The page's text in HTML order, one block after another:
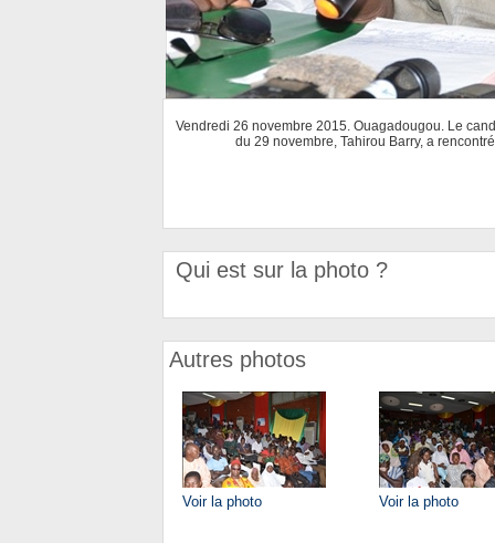
Vendredi 26 novembre 2015. Ouagadougou. Le
du 29 novembre, Tahirou Barry, a
Qui est sur la photo ?
Autres photos
Voir la photo Voir la photo